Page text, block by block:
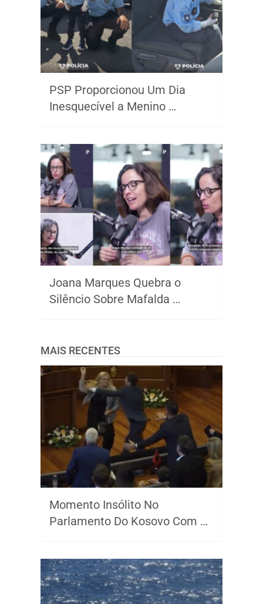
PSP Proporcionou Um Dia
Inesquecível a Menino …
Joana Marques Quebra o
Silêncio Sobre Mafalda …
MAIS RECENTES
Momento Insólito No
Parlamento Do Kosovo Com …